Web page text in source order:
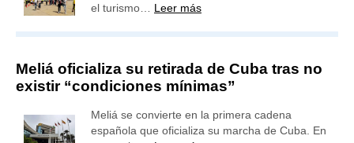
el turismo… Leer más
Meliá oficializa su retirada de Cuba tras no
existir “condiciones mínimas”
Meliá se convierte en la primera cadena
española que oficializa su marcha de Cuba. En